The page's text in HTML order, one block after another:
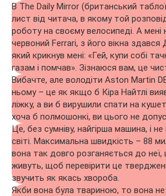
В The Daily Mirror (британський
лист від читача, в якому той
роботу на своєму велосипеді. А мені
червоний Ferrari, з його вікна
який крикнув мені: «Гей, купи собі
газам і помчав». Зізнаюся вам, це
Вибачте, але володіти Aston Martin
ньому – це як якщо б Кіра Найтлі
ліжку, а ви б вирушили спати на
хоча б полмошонкі, ви цього не
Це, без сумніву, найгірша машина, і не
світі. Максимальна швидкість – 88
вона так довго розганяється до
живуть, щоб перевірити це
звучить як якась хвороба.
Якби вона була твариною, то вона